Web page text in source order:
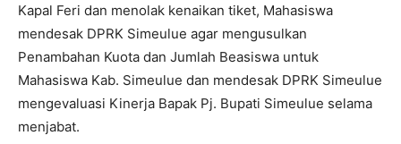
Kapal Feri dan menolak kenaikan tiket, Mahasiswa
mendesak DPRK Simeulue agar mengusulkan
Penambahan Kuota dan Jumlah Beasiswa untuk
Mahasiswa Kab. Simeulue dan mendesak DPRK Simeulue
mengevaluasi Kinerja Bapak Pj. Bupati Simeulue selama
menjabat.